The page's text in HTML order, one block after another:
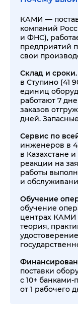
КАМИ —
компаний
и ФНС),
предприятий
свои
Склад и сроки.
в Ступино (41
единиц
работают 7
заказов
дней.
Сервис по
инженеров в
в Казахстане
реакции на
работы
и
Обучение
обучение
центрах КАМИ
теория,
поставки
с 10+
от 1 рабочего